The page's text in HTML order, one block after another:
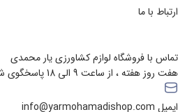
ارتباط با ما
تماس با فروشگاه لوازم کشاورزی یار محمدی
هفت روز هفته ، از ساعت 9 الی 18 پاسخگوی شما هستیم
ایمیل info@yarmohamadishop.com